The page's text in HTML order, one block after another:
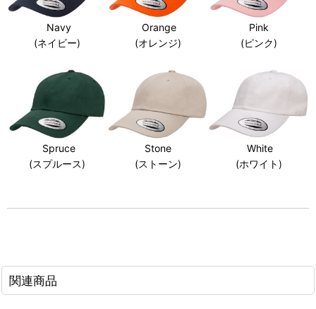
Navy
(ネイビー)
Orange
(オレンジ)
Pink
(ピンク)
Spruce
(スプルース)
Stone
(ストーン)
White
(ホワイト)
関連商品